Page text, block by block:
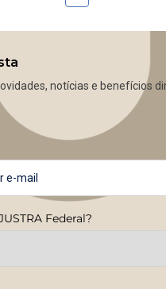
notícias e benefícios
Federal?